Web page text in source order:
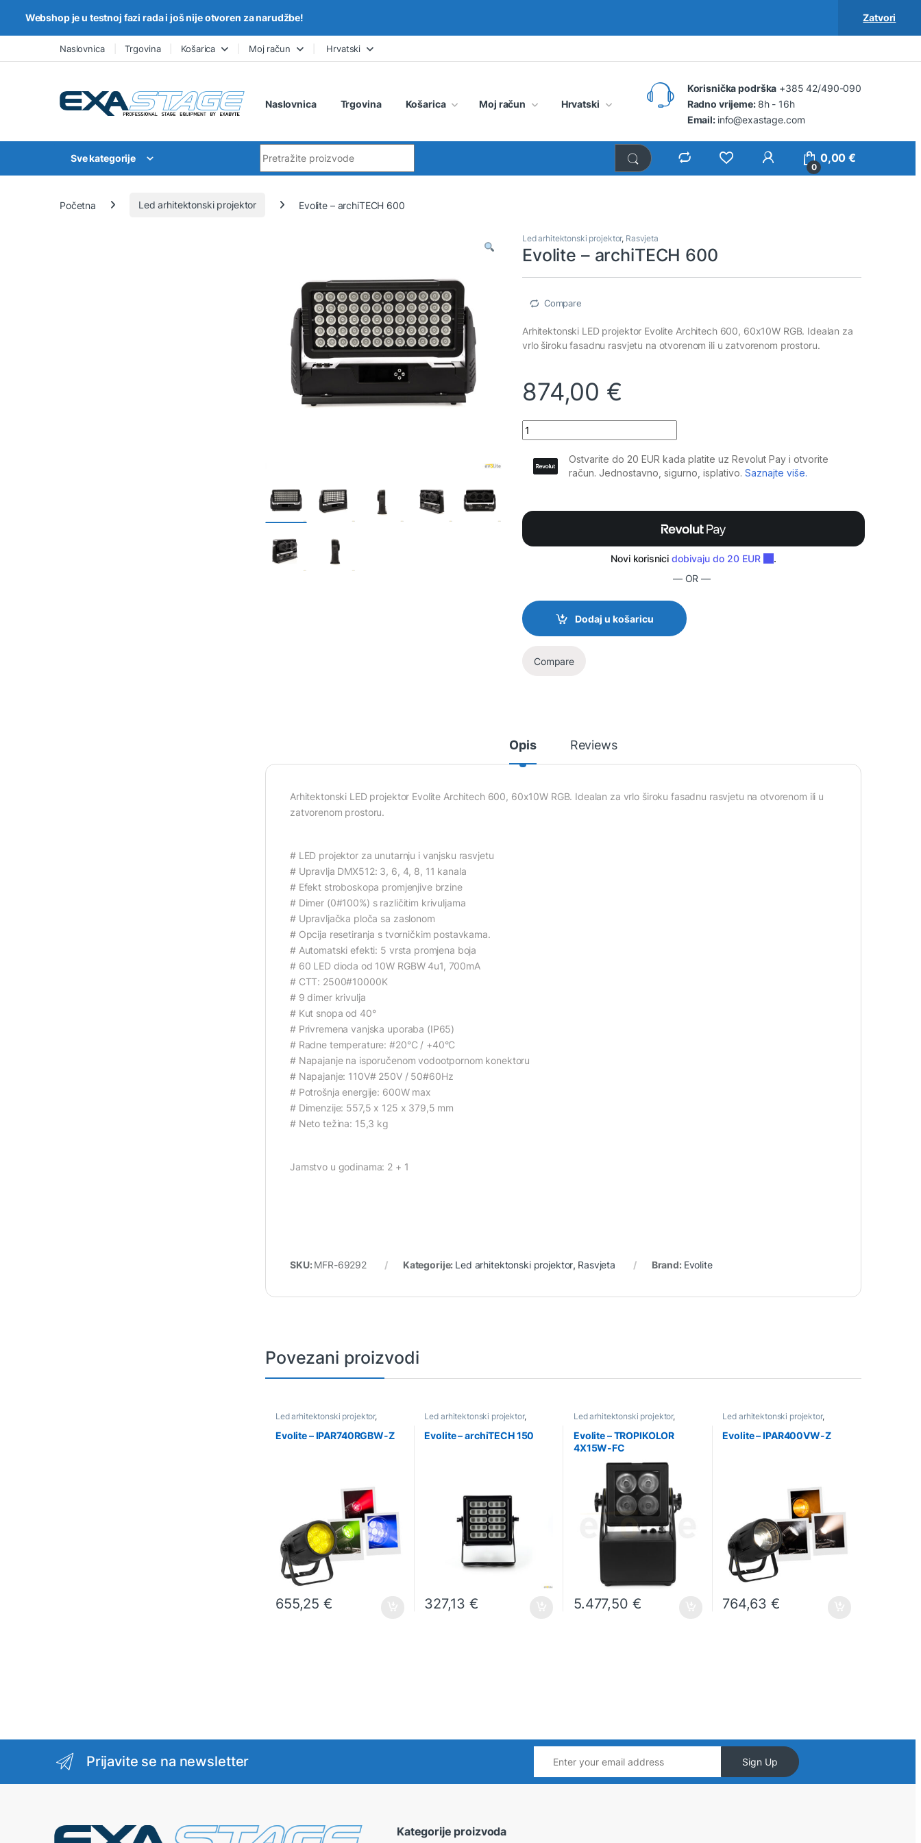
Skip to navigation
Skip to contentNaslovnica Trgovina Košarica Moj račun Hrvatski
Naslovnica Trgovina Košarica Moj račun Hrvatski
Korisnička podrška +385 42/490-090
Radno vrijeme: 8h - 16h
Email: info@exastage.com
Sve kategorije
0
0,00€
Početna Led arhitektonski projektor Evolite – archiTECH 600
Led arhitektonski projektor, Rasvjeta
Evolite – archiTECH 600
Compare
Arhitektonski LED projektor Evolite Architech 600, 60x10W RGB. Idealan za
vrlo široku fasadnu rasvjetu na otvorenom ili u zatvorenom prostoru.
874,00 €
Evolite - archiTECH 600 quantity
— OR —
Dodaj u košaricu
Compare
Opis Reviews
Arhitektonski LED projektor Evolite Architech 600, 60x10W RGB. Idealan za vrlo široku fasadnu rasvjetu na otvorenom ili u
zatvorenom prostoru.
# LED projektor za unutarnju i vanjsku rasvjetu
# Upravlja DMX512: 3, 6, 4, 8, 11 kanala
# Efekt stroboskopa promjenjive brzine
# Dimer (0#100%) s različitim krivuljama
# Upravljačka ploča sa zaslonom
# Opcija resetiranja s tvorničkim postavkama.
# Automatski efekti: 5 vrsta promjena boja
# 60 LED dioda od 10W RGBW 4u1, 700mA
# CTT: 2500#10000K
# 9 dimer krivulja
# Kut snopa od 40°
# Privremena vanjska uporaba (IP65)
# Radne temperature: #20°C / +40°C
# Napajanje na isporučenom vodootpornom konektoru
# Napajanje: 110V# 250V / 50#60Hz
# Potrošnja energije: 600W max
# Dimenzije: 557,5 x 125 x 379,5 mm
# Neto težina: 15,3 kg
Jamstvo u godinama: 2 + 1
SKU:MFR-69292 Kategorije: Led arhitektonski projektor, Rasvjeta Brand: Evolite
Povezani proizvodi
Led arhitektonski projektor,
Evolite – IPAR740RGBW-Z
655,25€
Led arhitektonski projektor,
Evolite – archiTECH 150
327,13 €
Led arhitektonski projektor,
Evolite – TROPIKOLOR
4X15W-FC
5.477,50 €
Led arhitektonski projektor,
Evolite – IPAR400VW-Z
764,63 €
Prijavite se na newsletter Sign Up
Kategorije proizvoda
Webshop je u testnoj fazi rada i još nije otvoren za narudžbe! Zatvori